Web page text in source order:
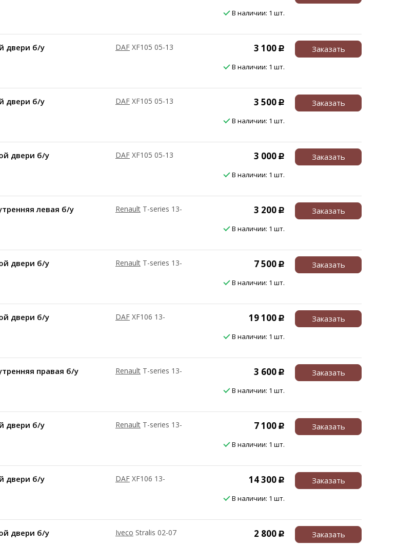
В наличии: 1 шт.
двери б/у
DAF XF105 05-13 3 100 Р
В наличии: 1 шт.
Заказать
двери б/у
DAF XF105 05-13 3 500 Р
В наличии: 1 шт.
Заказать
двери б/у DAF XF105 05-13 3 000 Р
В наличии: 1 шт.
Заказать
левая б/у
Renault T-series 13- 3 200 Р
В наличии: 1 шт.
Заказать
двери б/у
Renault T-series 13- 7 500 Р
В наличии: 1 шт.
Заказать
двери б/у
DAF XF106 13- 19 100 Р
В наличии: 1 шт.
Заказать
правая б/у
Renault T-series 13- 3 600 Р
В наличии: 1 шт.
Заказать
двери б/у Renault T-series 13- 7 100 Р
В наличии: 1 шт.
Заказать
двери б/у
DAF XF106 13- 14 300 Р
В наличии: 1 шт.
Заказать
двери б/у Iveco Stralis 02-07 2 800 Р Заказать